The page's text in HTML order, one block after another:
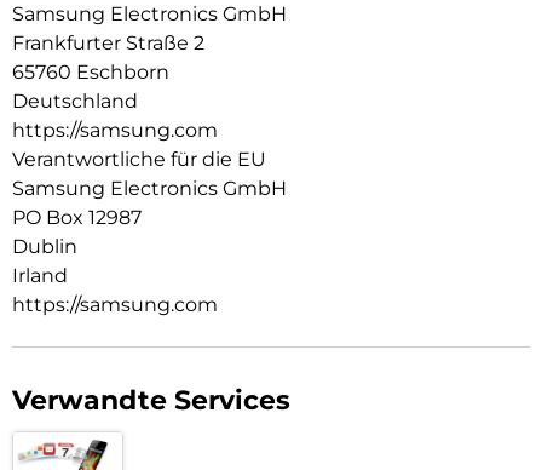
Hintergrundbeleuchtung und kann für mehr Komfort beim
Tippen flach oder aufrecht positioniert werden. Das Gehäuse
ist mit einem Platz für einen Touchpen ausgestattet. Durch
Öffnen und Schließen der Abdeckung wird Ihr Tablet
aufgeweckt oder in den Ruhezustand versetzt. In der Box
enthalten: USB-C-Ladekabel.
Samsung Electronics GmbH
Frankfurter Straße 2
65760 Eschborn
Deutschland
https://samsung.com
Verantwortliche für die EU
Samsung Electronics GmbH
PO Box 12987
Dublin
Irland
https://samsung.com
Verwandte Services